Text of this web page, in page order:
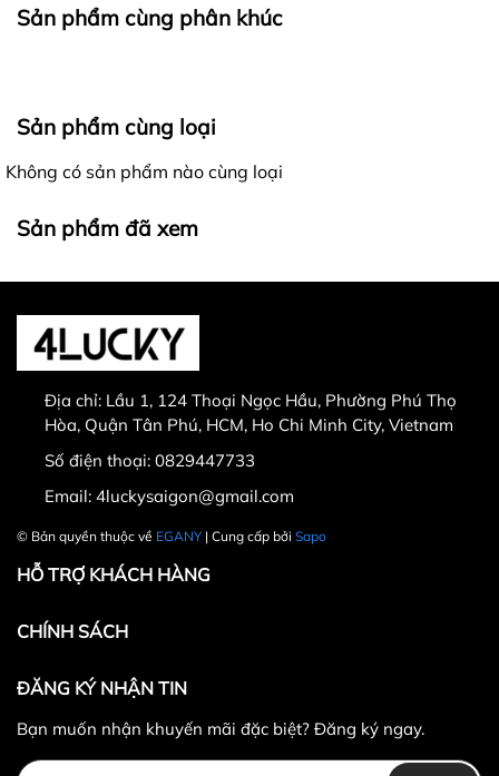
Lưu ý:
trải nghiệm mua sắm tốt nhất, các sản phẩm của
hàng nguyên mới, chất lượng, đúng với thông tin mô tả
Thời gian đổi hàng trong vòng từ
ngày nhận hàng.
Thời gian được tính từ thời điểm xuất hóa đơn.
Sản phẩm chưa qua sử dụng, không bị dơ bẩn, còn
nguyên tem mác, hộp / bao bì sản phẩm đi kèm
(nếu có).
Sản phẩm được chọn để đổi phải có
Không hoàn lại tiền thừa
phẩm đổi.
Sản phẩm cùng phân khúc
Sản phẩm cùng loại
Không có sản phẩm nào cùng loại
Sản phẩm đã xem
Địa chỉ: Lầu 1, 124 Thoại Ngọc Hầu, Phường Phú Thọ
Hòa, Quận Tân Phú, HCM, Ho Chi Minh City, Vietnam
Số điện thoại: 0829447733
Email: 4luckysaigon@gmail.com
© Bản quyền thuộc về EGANY| Cung cấp bởi Sapo
HỖ TRỢ KHÁCH HÀNG
CHÍNH SÁCH
ĐĂNG KÝ NHẬN TIN
Bạn muốn nhận khuyến mãi đặc biệt? Đăng ký ngay.